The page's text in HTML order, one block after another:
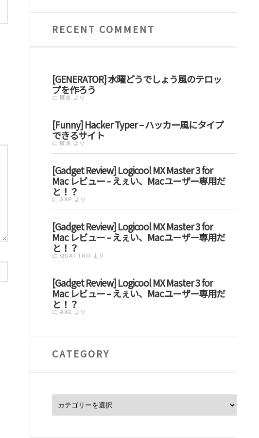
RECENT COMMENT
[GENERATOR] 水曜どうでしょう風のテロッ
プを作ろう
に 匿名 より
[Funny] Hacker Typer – ハッカー風にタイプ
できるサイト
に 匿名 より
[Gadget Review] Logicool MX Master 3 for
Mac レビュー – えぇい、Macユーザー専用だ
と！？
に AXE より
[Gadget Review] Logicool MX Master 3 for
Mac レビュー – えぇい、Macユーザー専用だ
と！？
に QUATTRO より
[Gadget Review] Logicool MX Master 3 for
Mac レビュー – えぇい、Macユーザー専用だ
と！？
に AXE より
CATEGORY